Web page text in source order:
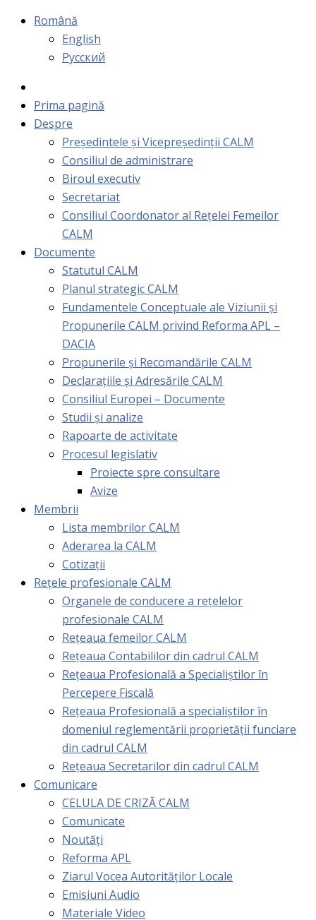
Română
English
Русский
Prima pagină
Despre
Președintele și Vicepreședinții CALM
Consiliul de administrare
Biroul executiv
Secretariat
Consiliul Coordonator al Rețelei Femeilor
CALM
Documente
Statutul CALM
Planul strategic CALM
Fundamentele Conceptuale ale Viziunii și
Propunerile CALM privind Reforma APL –
DACIA
Propunerile și Recomandările CALM
Declarațiile și Adresările CALM
Consiliul Europei – Documente
Studii și analize
Rapoarte de activitate
Procesul legislativ
Proiecte spre consultare
Avize
Membrii
Lista membrilor CALM
Aderarea la CALM
Cotizaţii
Rețele profesionale CALM
Organele de conducere a rețelelor
profesionale CALM
Rețeaua femeilor CALM
Rețeaua Contabililor din cadrul CALM
Rețeaua Profesională a Specialiștilor în
Percepere Fiscală
Reţeaua Profesională a specialiştilor în
domeniul reglementării proprietăţii funciare
din cadrul CALM
Rețeaua Secretarilor din cadrul CALM
Comunicare
CELULA DE CRIZĂ CALM
Comunicate
Noutăți
Reforma APL
Ziarul Vocea Autorităților Locale
Emisiuni Audio
Materiale Video